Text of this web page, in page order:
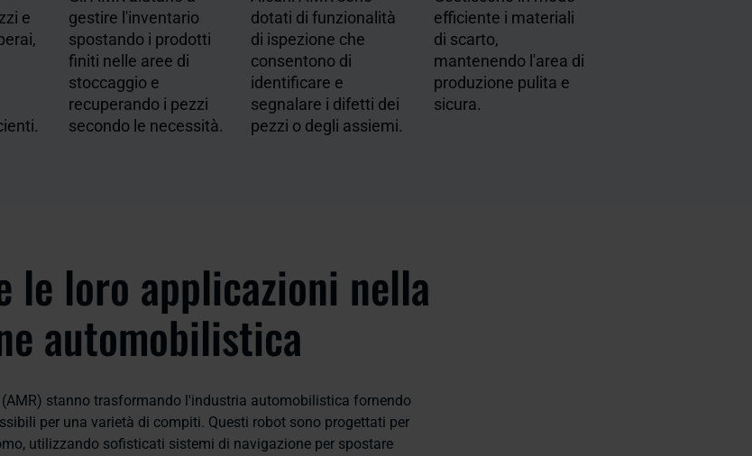
e
gestire l'inventario
spostando i prodotti
finiti nelle aree di
stoccaggio e
recuperando i pezzi
secondo le necessità.
dotati di funzionalità
di ispezione che
consentono di
identificare e
segnalare i difetti dei
pezzi o degli assiemi.
efficiente i materiali
di scarto,
mantenendo l'area di
produzione pulita e
sicura.
le loro applicazioni nella
automobilistica
(AMR) stanno trasformando l'industria automobilistica fornendo
per una varietà di compiti. Questi robot sono progettati per
utilizzando sofisticati sistemi di navigazione per spostare